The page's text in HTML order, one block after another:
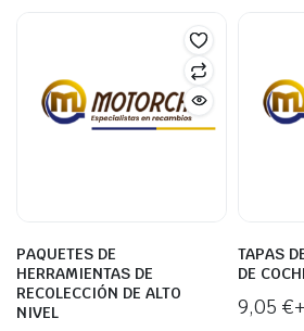
PAQUETES DE
HERRAMIENTAS DE
RECOLECCIÓN DE ALTO
NIVEL
TAPAS
DE
9,05 €